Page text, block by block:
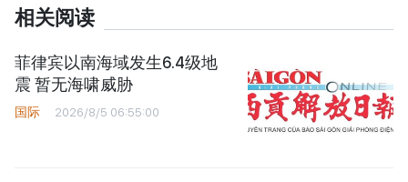
相关阅读
菲律宾以南海域发生6.4级地
震 暂无海啸威胁
国际 2026/8/5 06:55:00